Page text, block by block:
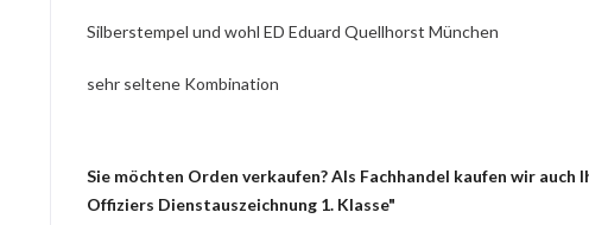
Silberstempel und wohl ED Eduard Quellhorst München
sehr seltene Kombination
Sie möchten Orden verkaufen? Als Fachhandel kaufen wir
Offiziers Dienstauszeichnung 1. Klasse"